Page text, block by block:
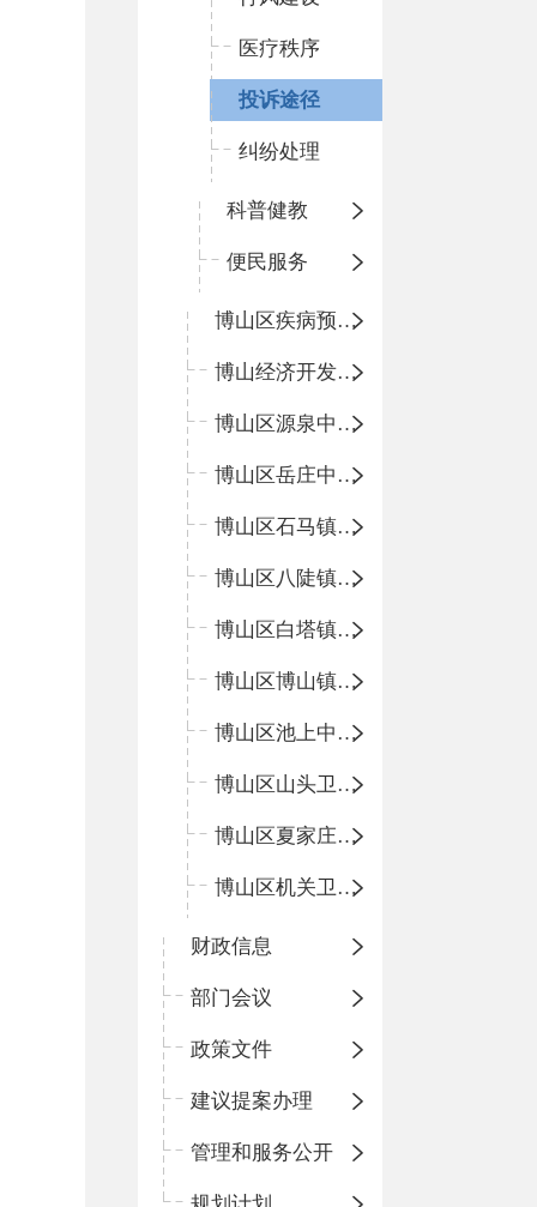
医疗秩序
投诉途径
纠纷处理
科普健教
便民服务
博山区疾病预防控制中心
博山经济开发区卫生院
博山区源泉中心卫生院（博山区第二人民医院）
博山区岳庄中心卫生院
博山区石马镇卫生院
博山区八陡镇卫生院
博山区白塔镇卫生院
博山区博山镇中心卫生院（南院区、北院区）
博山区池上中心卫生院
博山区山头卫生院
博山区夏家庄卫生院
博山区机关卫生所
财政信息
部门会议
政策文件
建议提案办理
管理和服务公开